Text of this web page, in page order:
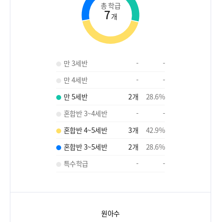
총 학급
7개
만 3세반 -
-
만 4세반
-
-
만 5세반
2개 28.6%
혼합반 3~4세반
-
-
혼합반 4~5세반
3개 42.9%
혼합반 3~5세반
2개 28.6%
특수학급
- -
원아수